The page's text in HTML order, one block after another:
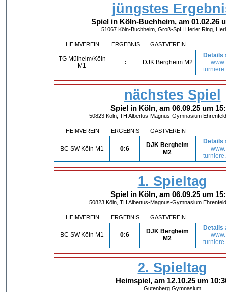
jüngstes
Spiel in Köln-Buchheim, am 01.02.26
51067 Köln-Buchheim, Groß-SpH Herler Ring,
HEIMVEREIN ERGEBNIS GASTVEREIN
TG Mülheim/Köln
M1
__:__ DJK Bergheim M2
Details
www.
nächstes Spiel
Spiel in Köln, am 06.09.25 um
50823 Köln, TH Albertus-Magnus-Gymnasium
HEIMVEREIN ERGEBNIS GASTVEREIN
BC SW Köln M1 0:6
DJK Bergheim
M2
Details
www.
1. Spieltag
Spiel in Köln, am 06.09.25 um
50823 Köln, TH Albertus-Magnus-Gymnasium
HEIMVEREIN ERGEBNIS GASTVEREIN
BC SW Köln M1 0:6
DJK Bergheim
M2
Details
www.
2. Spieltag
Heimspiel, am 12.10.25 um
Gutenberg Gymnasium